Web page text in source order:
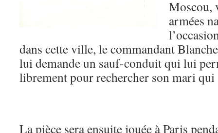
Moscou,
armées
dans cette ville, le commandant
lui demande un sauf-conduit qui lui
librement pour rechercher son mari qui
La pièce sera ensuite jouée à Paris